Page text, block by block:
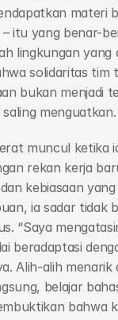
materi
itu yang benar-
lingkungan yang
solidaritas tim
bukan menjadi
menguatkan.
muncul ketika
rekan kerja
kebiasaan
ia sadar tidak
“Saya
beradaptasi
Alih-alih menarik
belajar
bahwa